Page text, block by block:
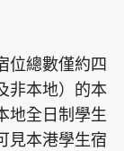
位總數僅約四
非本地）的本
地全日制學生
見本港學生宿